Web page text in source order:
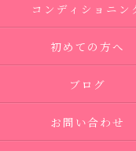
コンディショニン
初めての方へ
ブログ
お問い合わせ